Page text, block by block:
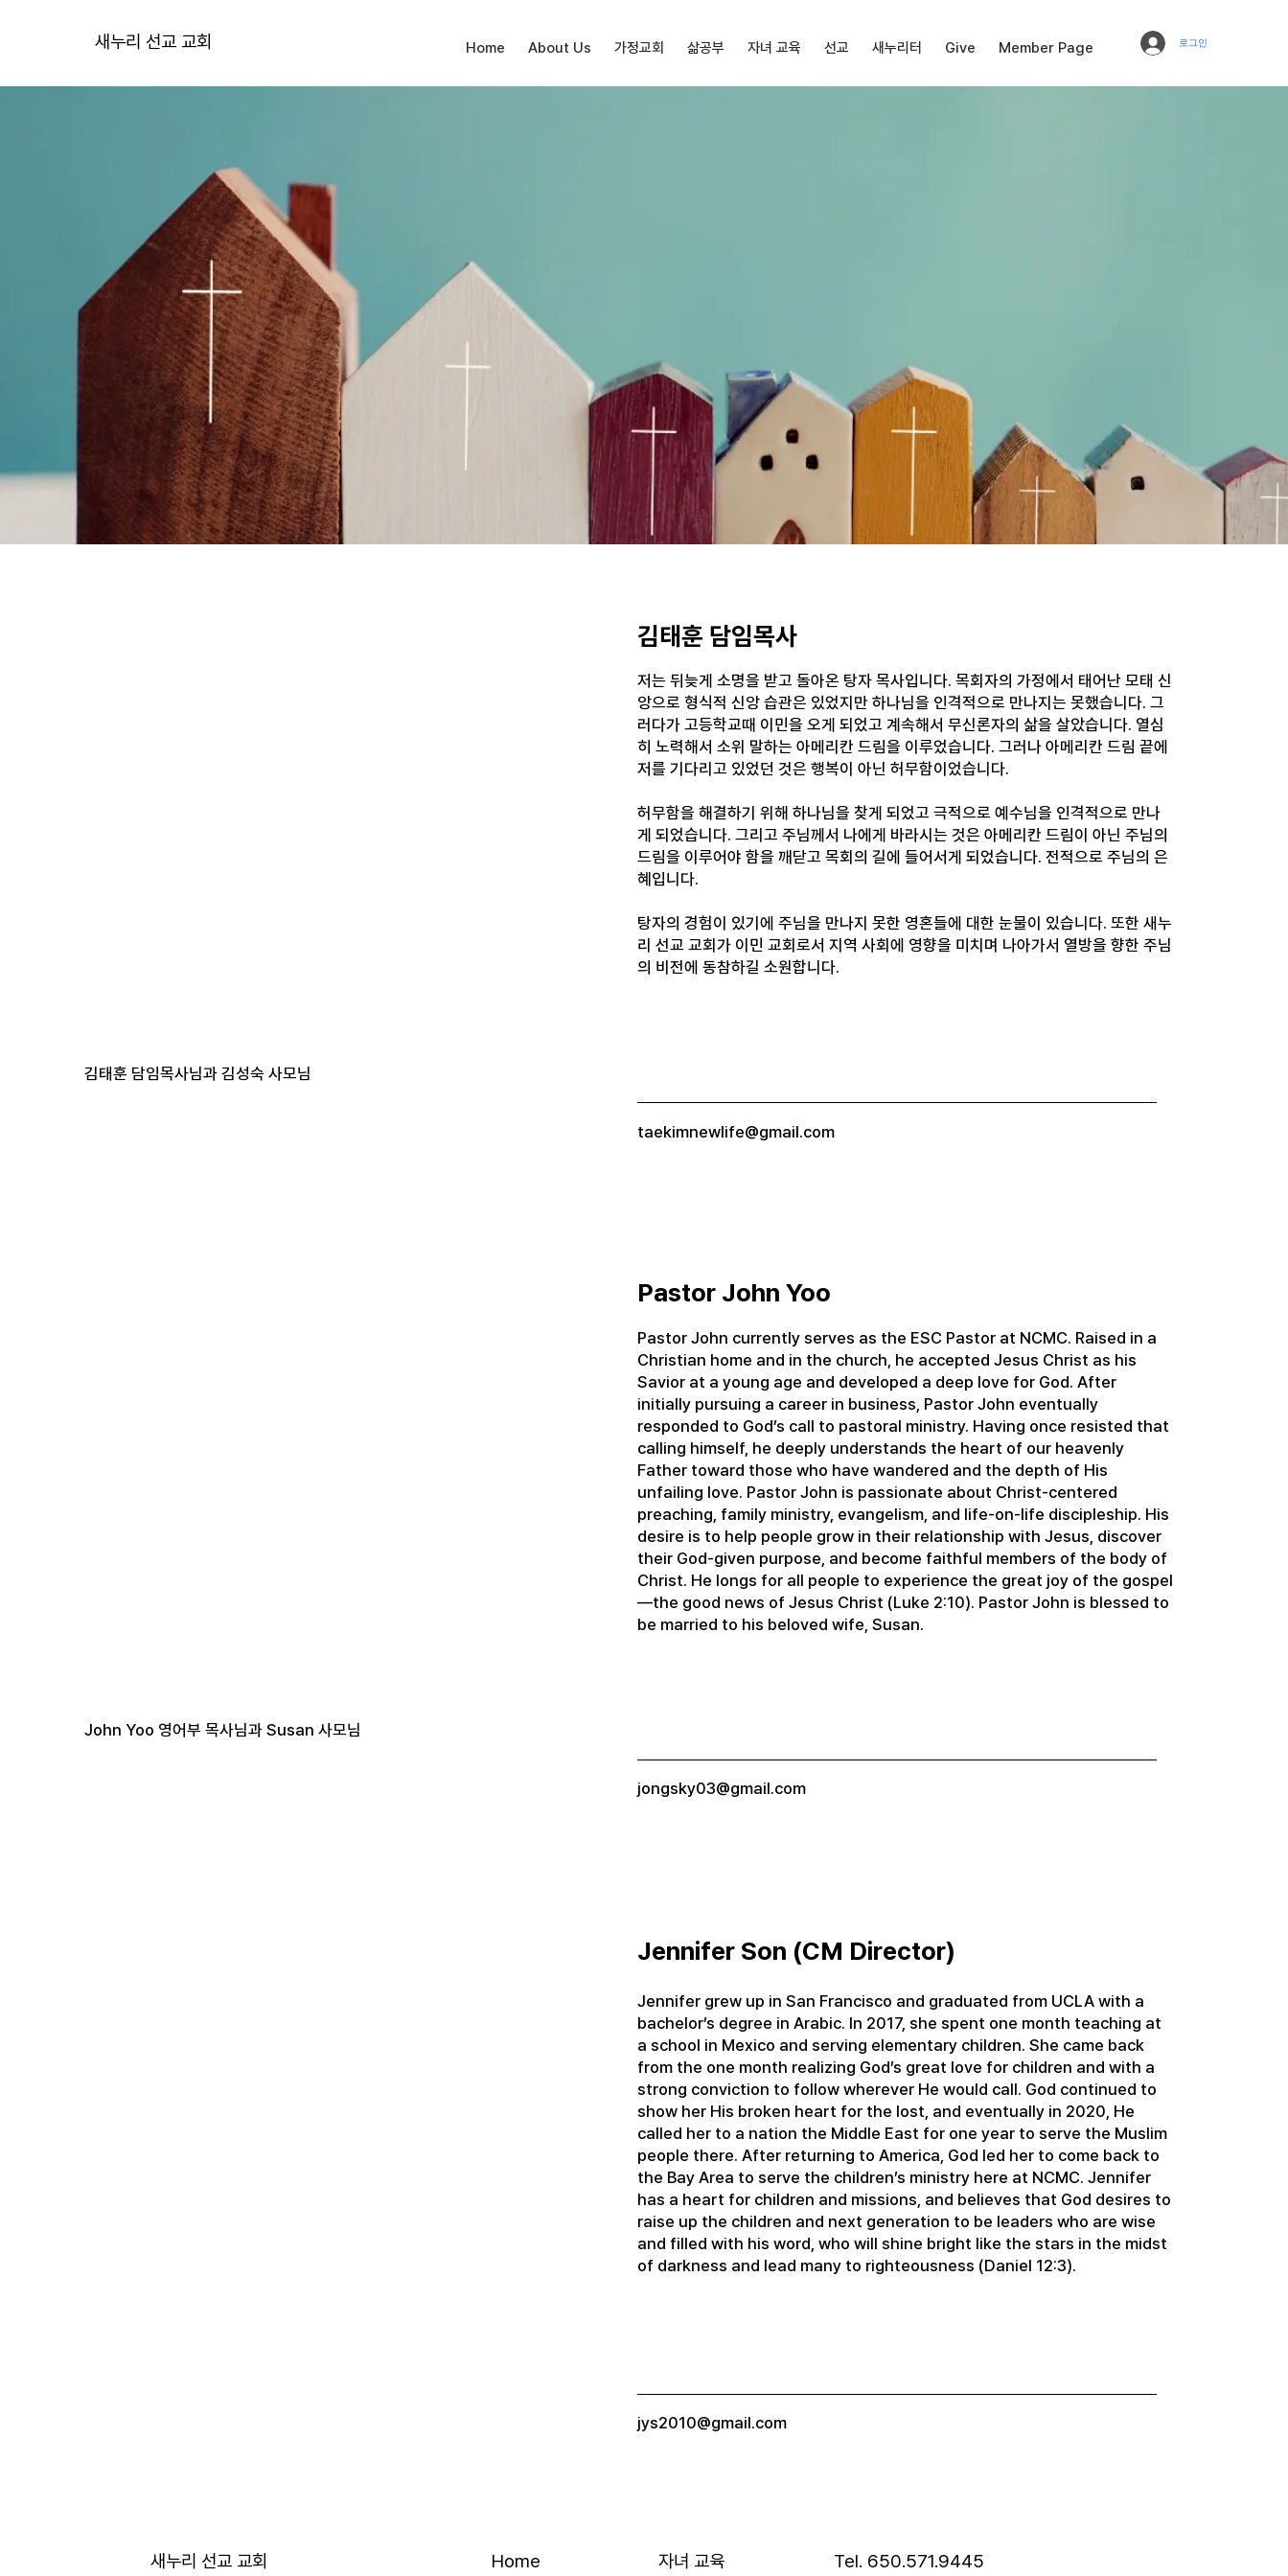
새누리 선교 교회 Home About Us 가정교회 삶공부 자녀 교육 선교 새누리터 Give Member Page 로그인
김태훈 담임목사님과 김성숙 사모님
김태훈 담임목사
저는 뒤늦게 소명을 받고 돌아온 탕자 목사입니다. 목회자의 가정에서 태어난 모태 신
앙으로 형식적 신앙 습관은 있었지만 하나님을 인격적으로 만나지는 못했습니다. 그
러다가 고등학교때 이민을 오게 되었고 계속해서 무신론자의 삶을 살았습니다. 열심
히 노력해서 소위 말하는 아메리칸 드림을 이루었습니다. 그러나 아메리칸 드림 끝에
저를 기다리고 있었던 것은 행복이 아닌 허무함이었습니다.
허무함을 해결하기 위해 하나님을 찾게 되었고 극적으로 예수님을 인격적으로 만나
게 되었습니다. 그리고 주님께서 나에게 바라시는 것은 아메리칸 드림이 아닌 주님의
드림을 이루어야 함을 깨닫고 목회의 길에 들어서게 되었습니다. 전적으로 주님의 은
혜입니다.
탕자의 경험이 있기에 주님을 만나지 못한 영혼들에 대한 눈물이 있습니다. 또한 새누
리 선교 교회가 이민 교회로서 지역 사회에 영향을 미치며 나아가서 열방을 향한 주님
의 비전에 동참하길 소원합니다.
taekimnewlife@gmail.com
John Yoo 영어부 목사님과 Susan 사모님
Pastor John Yoo
Pastor John currently serves as the ESC Pastor at NCMC. Raised in a
Christian home and in the church, he accepted Jesus Christ as his
Savior at a young age and developed a deep love for God. After
initially pursuing a career in business, Pastor John eventually
responded to God’s call to pastoral ministry. Having once resisted that
calling himself, he deeply understands the heart of our heavenly
Father toward those who have wandered and the depth of His
unfailing love. Pastor John is passionate about Christ-centered
preaching, family ministry, evangelism, and life-on-life discipleship. His
desire is to help people grow in their relationship with Jesus, discover
their God-given purpose, and become faithful members of the body of
Christ. He longs for all people to experience the great joy of the gospel
—the good news of Jesus Christ (Luke 2:10). Pastor John is blessed to
be married to his beloved wife, Susan.
jongsky03@gmail.com
Jennifer grew up in San Francisco and graduated from UCLA with a
bachelor’s degree in Arabic. In 2017, she spent one month teaching at
a school in Mexico and serving elementary children. She came back
from the one month realizing God’s great love for children and with a
strong conviction to follow wherever He would call. God continued to
show her His broken heart for the lost, and eventually in 2020, He
called her to a nation the Middle East for one year to serve the Muslim
people there. After returning to America, God led her to come back to
the Bay Area to serve the children’s ministry here at NCMC. Jennifer
has a heart for children and missions, and believes that God desires to
raise up the children and next generation to be leaders who are wise
and filled with his word, who will shine bright like the stars in the midst
of darkness and lead many to righteousness (Daniel 12:3).
Jennifer Son (CM Director)
jys2010@gmail.com
Home
자녀 교육
Tel. 650.571.9445
새누리 선교 교회